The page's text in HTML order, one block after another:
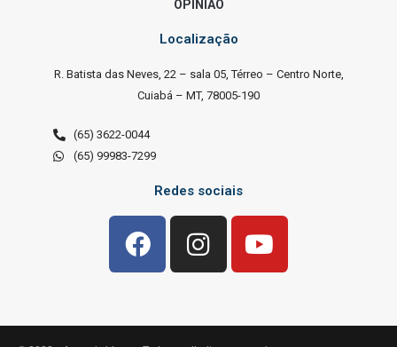
OPINIÃO
Localização
R. Batista das Neves, 22 – sala 05, Térreo – Centro Norte,
Cuiabá – MT, 78005-190
(65) 3622-0044
(65) 99983-7299
Redes sociais